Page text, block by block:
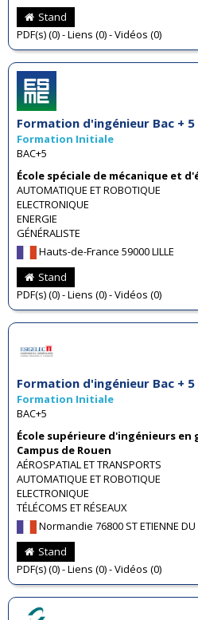
Stand
PDF(s) (0) - Liens (0) - Vidéos (0)
Formation d'ingénieur Bac +
Formation Initiale
BAC+5
École spéciale de mécanique et
AUTOMATIQUE ET ROBOTIQUE
ELECTRONIQUE
ENERGIE
GÉNÉRALISTE
Hauts-de-France 59000 LILLE
Stand
PDF(s) (0) - Liens (0) - Vidéos (0)
Formation d'ingénieur Bac +
Formation Initiale
BAC+5
École supérieure d'ingénieurs en
Campus de Rouen
AÉROSPATIAL ET TRANSPORTS
AUTOMATIQUE ET ROBOTIQUE
ELECTRONIQUE
TÉLÉCOMS ET RÉSEAUX
Normandie 76800 ST ETIENNE DU
Stand
PDF(s) (0) - Liens (0) - Vidéos (0)